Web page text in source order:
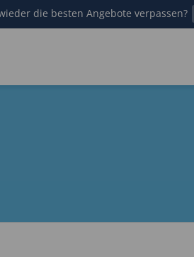
die besten Angebote verpassen?